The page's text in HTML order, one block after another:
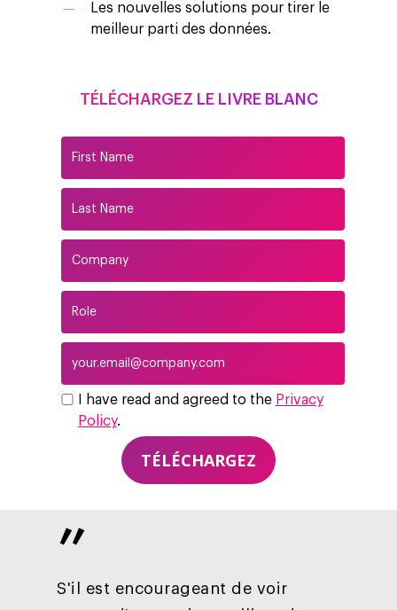
Les nouvelles solutions pour tirer le
meilleur parti des données.
TÉLÉCHARGEZ LE LIVRE BLANC
I have read and agreed to the Privacy
Policy.
”
S'il est encourageant de voir
Adtech